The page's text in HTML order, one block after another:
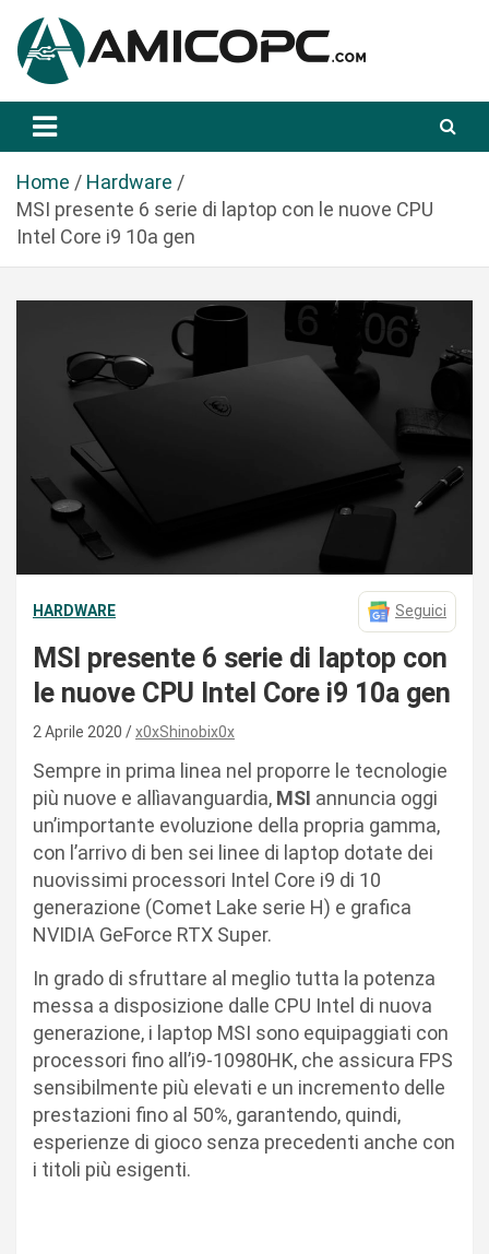
a
Amicopc.com
Home
Hardware
MSI presente 6 serie di laptop con le nuove CPU
Intel Core i9 10a gen
HARDWARE Seguici
MSI presente 6 serie di laptop con
le nuove CPU Intel Core i9 10a gen
2 Aprile 2020 x0xShinobix0x
Sempre in prima linea nel proporre le tecnologie
più nuove e allìavanguardia, MSI annuncia oggi
un’importante evoluzione della propria gamma,
con l’arrivo di ben sei linee di laptop dotate dei
nuovissimi processori Intel Core i9 di 10
generazione (Comet Lake serie H) e grafica
NVIDIA GeForce RTX Super.
In grado di sfruttare al meglio tutta la potenza
messa a disposizione dalle CPU Intel di nuova
generazione, i laptop MSI sono equipaggiati con
processori fino all’i9-10980HK, che assicura FPS
sensibilmente più elevati e un incremento delle
prestazioni fino al 50%, garantendo, quindi,
esperienze di gioco senza precedenti anche con
i titoli più esigenti.